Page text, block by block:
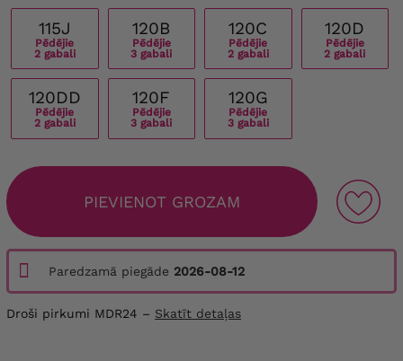
115J
Pēdējie
2 gabali
120B
Pēdējie
3 gabali
120C
Pēdējie
2 gabali
120D
Pēdējie
2 gabali
120DD
Pēdējie
2 gabali
120F
Pēdējie
3 gabali
120G
Pēdējie
3 gabali
PIEVIENOT GROZAM
Paredzamā piegāde 2026-08-12
Droši pirkumi MDR24 – Skatīt detaļas